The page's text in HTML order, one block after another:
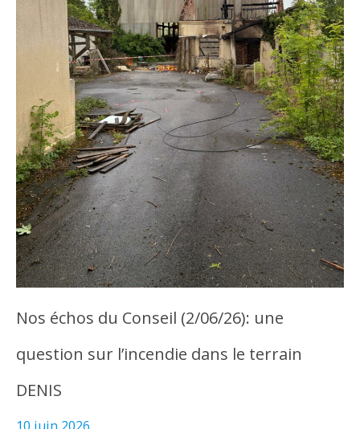
Nos échos du Conseil (2/06/26): une
question sur l’incendie dans le terrain
DENIS